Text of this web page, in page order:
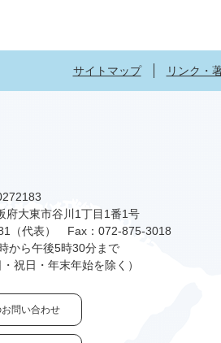
サイトマップ リンク・
大東市谷川1丁目1番1号
（代表）
Fax：072-875-3018
から午後5時30分まで
祝日・年末年始を除く）
問い合わせ